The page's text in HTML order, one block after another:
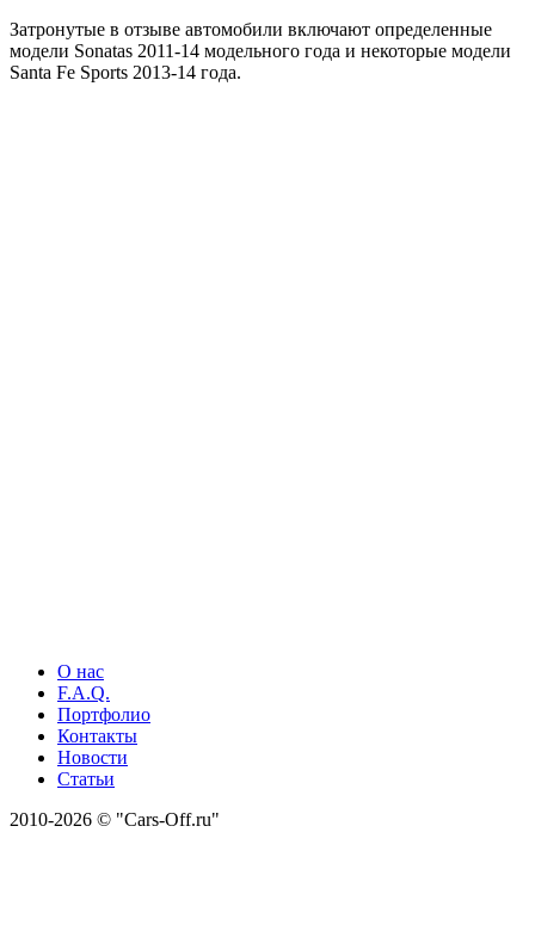
Затронутые в отзыве автомобили включают определенные
модели Sonatas 2011-14 модельного года и некоторые модели
Santa Fe Sports 2013-14 года.
О нас
F.A.Q.
Портфолио
Контакты
Новости
Статьи
2010-2026 © "Cars-Off.ru"